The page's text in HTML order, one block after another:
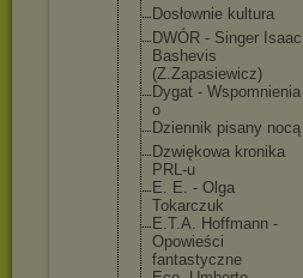
Dosłownie kultura
DWÓR - Singer Isaac
Bashevis
(Z.Zapasiewicz)
Dygat - Wspomnienia
o
Dziennik pisany nocą
Dzwiękowa kronika
PRL-u
E. E. - Olga
Tokarczuk
E.T.A. Hoffmann -
Opowieści
fantastyczne